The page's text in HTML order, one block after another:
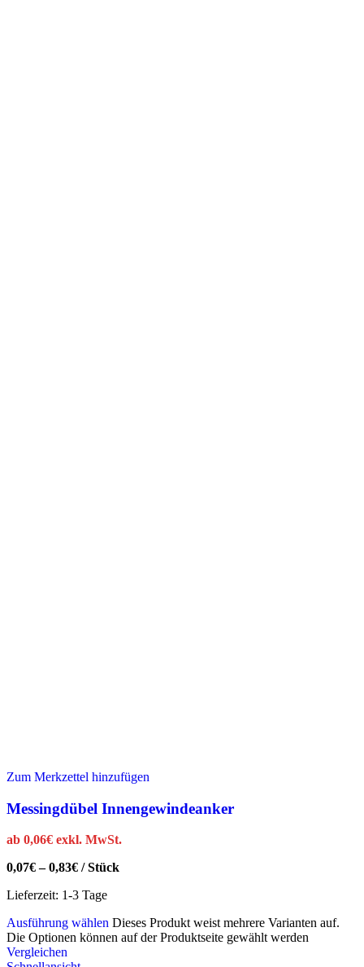
Zum Merkzettel hinzufügen
Messingdübel Innengewindeanker
ab 0,06€ exkl. MwSt.
0,07€–0,83€ /Stück
Lieferzeit: 1-3 Tage
Ausführung wählen Dieses Produkt weist mehrere Varianten auf.
Die Optionen können auf der Produktseite gewählt werden
Vergleichen